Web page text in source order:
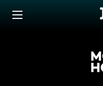
Zum Inhalt springen